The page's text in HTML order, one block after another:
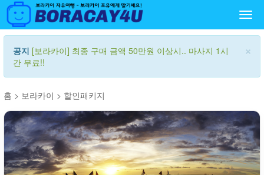
×
공지 [보라카이] 최종 구매 금액 50만원 이상시.. 마사지 1시
간 무료!!
홈 > 보라카이 > 할인패키지